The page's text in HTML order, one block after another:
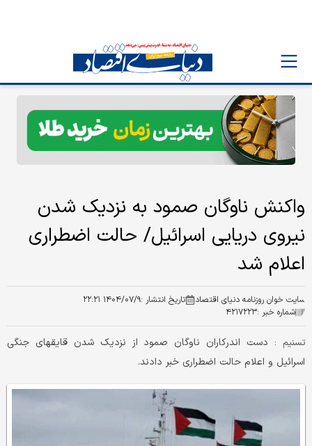
واکنش ناوگان صمود به نزدیک شدن
نیروی دریایی اسرائیل/ حالت اضطراری
اعلام شد
سایت خوان روزنامه دنیای اقتصاد تاریخ انتشار :۱۴۰۴/۰۷/۹ ۲۲:۲۱
شماره خبر :۴۲۱۷۲۲۳
تسنیم : دست اندرکاران ناوگان صمود از نزدیک شدن قایقهای جنگی
اسرائیل و اعلام حالت اضطراری خبر دادند.